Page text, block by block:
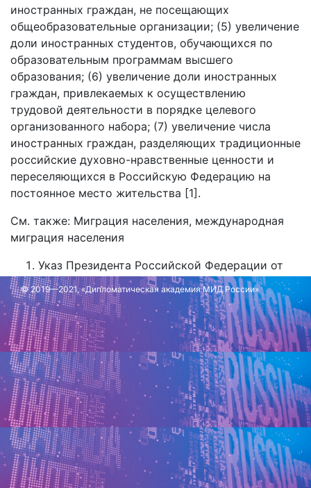
иностранных граждан, не посещающих
общеобразовательные организации; (5) увеличение
доли иностранных студентов, обучающихся по
образовательным программам высшего
образования; (6) увеличение доли иностранных
граждан, привлекаемых к осуществлению
трудовой деятельности в порядке целевого
организованного набора; (7) увеличение числа
иностранных граждан, разделяющих традиционные
российские духовно-нравственные ценности и
переселяющихся в Российскую Федерацию на
постоянное место жительства [1].
См. также: Миграция населения, международная
миграция населения
Указ Президента Российской Федерации от
15.10.2025 № 738 «О Концепции
государственной миграционной политики
Российской Федерации на 2026 - 2030 годы»
// Официальное опубликование правовых
актов: [сайт]. - URL:
http://publication.pravo.gov.ru/document/
Обновлено: 16 октября 2025 г.
© 2019—2021, «Дипломатическая академия МИД России»